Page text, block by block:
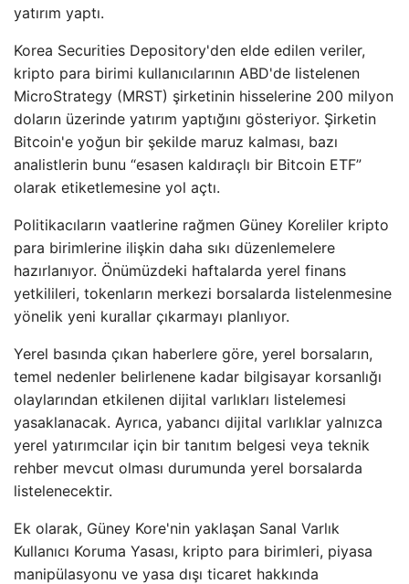
yatırım yaptı.
Korea Securities Depository'den elde edilen veriler,
kripto para birimi kullanıcılarının ABD'de listelenen
MicroStrategy (MRST) şirketinin hisselerine 200 milyon
doların üzerinde yatırım yaptığını gösteriyor. Şirketin
Bitcoin'e yoğun bir şekilde maruz kalması, bazı
analistlerin bunu “esasen kaldıraçlı bir Bitcoin ETF”
olarak etiketlemesine yol açtı.
Politikacıların vaatlerine rağmen Güney Koreliler kripto
para birimlerine ilişkin daha sıkı düzenlemelere
hazırlanıyor. Önümüzdeki haftalarda yerel finans
yetkilileri, tokenların merkezi borsalarda listelenmesine
yönelik yeni kurallar çıkarmayı planlıyor.
Yerel basında çıkan haberlere göre, yerel borsaların,
temel nedenler belirlenene kadar bilgisayar korsanlığı
olaylarından etkilenen dijital varlıkları listelemesi
yasaklanacak. Ayrıca, yabancı dijital varlıklar yalnızca
yerel yatırımcılar için bir tanıtım belgesi veya teknik
rehber mevcut olması durumunda yerel borsalarda
listelenecektir.
Ek olarak, Güney Kore'nin yaklaşan Sanal Varlık
Kullanıcı Koruma Yasası, kripto para birimleri, piyasa
manipülasyonu ve yasa dışı ticaret hakkında